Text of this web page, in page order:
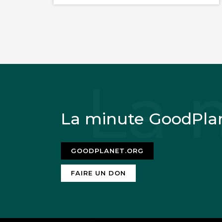
La minute
GOODPLANET.ORG
FAIRE UN DON